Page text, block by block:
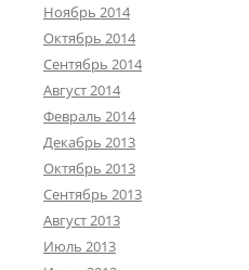
Ноябрь 2014
Октябрь 2014
Сентябрь 2014
Август 2014
Февраль 2014
Декабрь 2013
Октябрь 2013
Сентябрь 2013
Август 2013
Июль 2013